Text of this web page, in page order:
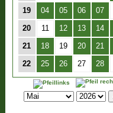
19 04 05 06 07
20 11 12 13 14
21 18 19 20 21
22 25 26 27 28